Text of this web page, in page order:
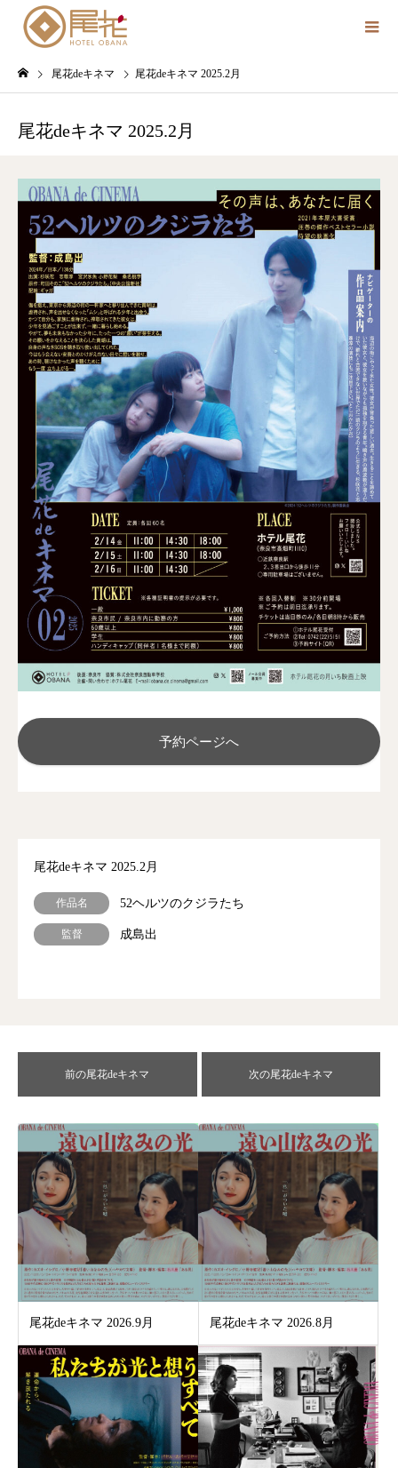
尾花deキネマ 尾花deキネマ 2025.2月
尾花deキネマ 2025.2月
予約ページへ
尾花deキネマ 2025.2月
作品名 52ヘルツのクジラたち
監督 成島出
前の尾花deキネマ 次の尾花deキネマ
尾花deキネマ 2026.9月 尾花deキネマ 2026.8月